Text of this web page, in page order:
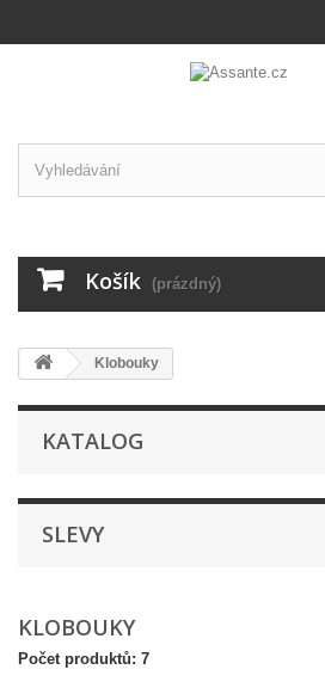
Košík (prázdný)
Klobouky
KATALOG
SLEVY
KLOBOUKY
Počet produktů: 7